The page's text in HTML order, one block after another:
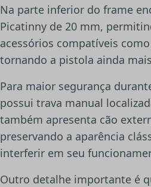
Na parte inferior do frame
Picatinny de 20 mm,
acessórios compatíveis
tornando a pistola ainda
Para maior segurança
possui trava manual
também apresenta cão
preservando a aparência
interferir em seu
Outro detalhe importante é